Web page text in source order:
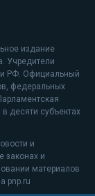
издание
Учредители
РФ. Официальный
федеральных
в десяти субъектах
и
законах и
материалов
pnp.ru